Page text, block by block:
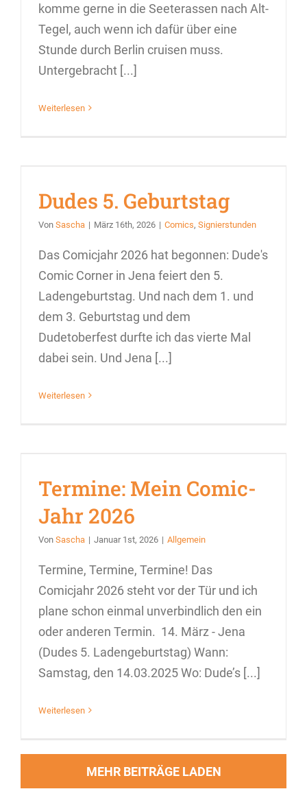
komme gerne in die Seeterassen nach Alt-
Tegel, auch wenn ich dafür über eine
Stunde durch Berlin cruisen muss.
Untergebracht [...]
Weiterlesen
Dudes 5. Geburtstag
Von Sascha | März 16th, 2026 | Comics, Signierstunden
Das Comicjahr 2026 hat begonnen: Dude's
Comic Corner in Jena feiert den 5.
Ladengeburtstag. Und nach dem 1. und
dem 3. Geburtstag und dem
Dudetoberfest durfte ich das vierte Mal
dabei sein. Und Jena [...]
Weiterlesen
Termine: Mein Comic-
Jahr 2026
Von Sascha | Januar 1st, 2026 | Allgemein
Termine, Termine, Termine! Das
Comicjahr 2026 steht vor der Tür und ich
plane schon einmal unverbindlich den ein
oder anderen Termin. 14. März - Jena
(Dudes 5. Ladengeburtstag) Wann:
Samstag, den 14.03.2025 Wo: Dude’s [...]
Weiterlesen
MEHR BEITRÄGE LADEN